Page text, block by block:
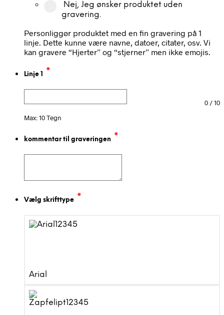
Nej, Jeg ønsker produktet uden
gravering.
Personliggør produktet med en fin gravering på 1
linje. Dette kunne være navne, datoer, citater, osv. Vi
kan gravere “Hjerter” og “stjerner” men ikke emojis.
Linje 1 *
0 /10
Max: 10 Tegn
kommentar til graveringen *
Vælg skrifttype *
Arial